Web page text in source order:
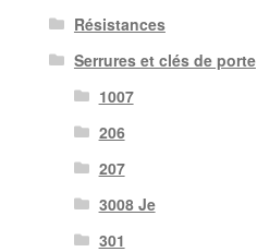
Résistances
Serrures et clés de porte
1007
206
207
3008 Je
301